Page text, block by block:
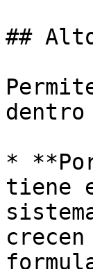
##
*
tiene